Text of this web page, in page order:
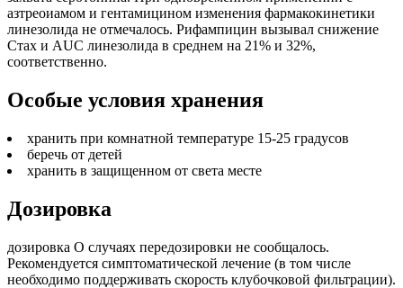
азтреоиамом и гентамицином изменения фармакокинетики
линезолида не отмечалось. Рифампицин вызывал снижение
Стах и AUC линезолида в среднем на 21% и 32%,
соответственно.
Особые условия хранения
хранить при комнатной температуре 15-25 градусов
беречь от детей
хранить в защищенном от света месте
Дозировка
дозировка О случаях передозировки не сообщалось.
Рекомендуется симптоматической лечение (в том числе
необходимо поддерживать скорость клубочковой фильтрации).